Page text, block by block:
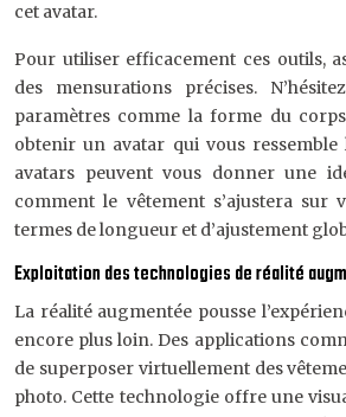
cet avatar.
Pour utiliser efficacement ces outils,
des mensurations précises.
paramètres comme la forme du
obtenir un avatar qui vous ressemble
avatars peuvent vous donner une
comment le vêtement s’ajustera sur
termes de longueur et d’ajustement
Exploitation des technologies de réalité
La réalité augmentée pousse
encore plus loin. Des applications
de superposer virtuellement des
photo. Cette technologie offre une